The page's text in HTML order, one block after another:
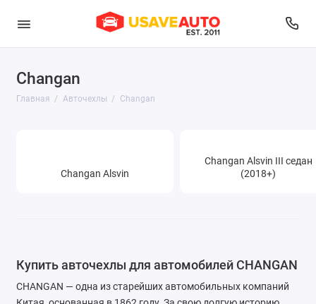
Changan
Главная Авточехлы Changan
Audi
Brilliance
Chery
Chevrolet
Changan Alsvin
Changan Alsvin III седан
(2018+)
Купить авточехлы для автомобилей CHANGAN
CHANGAN — одна из старейших автомобильных компаний